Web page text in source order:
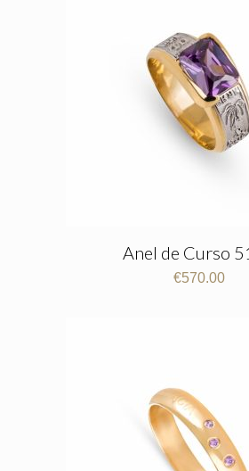
Anel de Curso
€570.00